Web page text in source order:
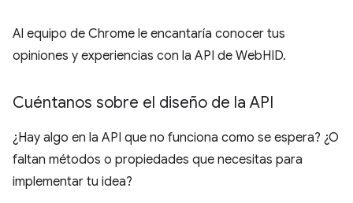
Al equipo de Chrome le encantaría conocer tus
opiniones y experiencias con la API de WebHID.
Cuéntanos sobre el diseño de la API
¿Hay algo en la API que no funciona como se espera? ¿O
faltan métodos o propiedades que necesitas para
implementar tu idea?